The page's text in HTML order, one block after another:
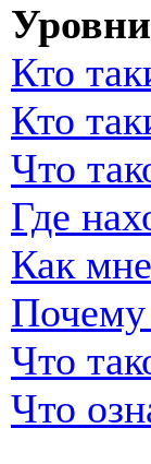
Кто
Кто
Что
Где
Как
Почему
Что
Что